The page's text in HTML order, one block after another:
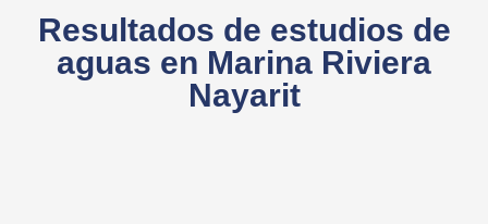
Resultados de estudios de
aguas en Marina Riviera
Nayarit